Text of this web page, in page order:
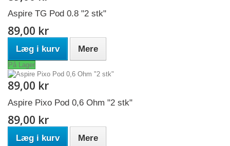
Aspire TG Pod 0.8 "2 stk"
89,00 kr
Læg i kurv Mere
På Lager
89,00 kr
Aspire Pixo Pod 0,6 Ohm "2 stk"
89,00 kr
Læg i kurv Mere